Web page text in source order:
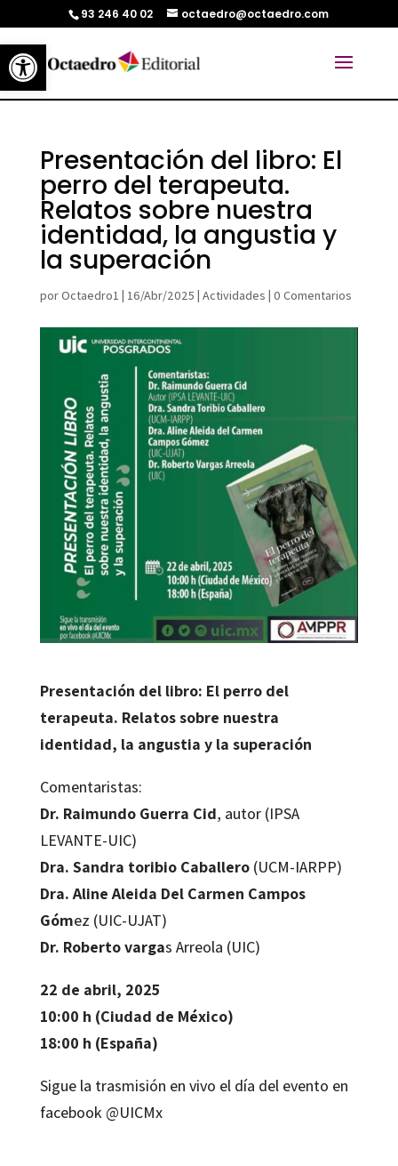
Abrir barra de herramientas
93 246 40 02 octaedro@octaedro.com
Presentación del libro: El
perro del terapeuta.
Relatos sobre nuestra
identidad, la angustia y
la superación
porOctaedro1 | 16/Abr/2025 | Actividades | 0 Comentarios
Presentación del libro: El perro del
terapeuta. Relatos sobre nuestra
identidad, la angustia y la superación
Comentaristas:
Dr. Raimundo Guerra Cid, autor (IPSA
LEVANTE-UIC)
Dra. Sandra toribio Caballero(UCM-IARPP)
Dra. Aline Aleida Del Carmen Campos
Gómez (UIC-UJAT)
Dr. Roberto vargas Arreola (UIC)
22 de abril, 2025
10:00 h (Ciudad de México)
18:00 h (España)
Sigue la trasmisión en vivo el día del evento en
facebook @UICMx